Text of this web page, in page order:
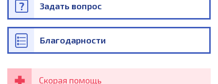
Задать вопрос
Благодарности
Скорая помощь